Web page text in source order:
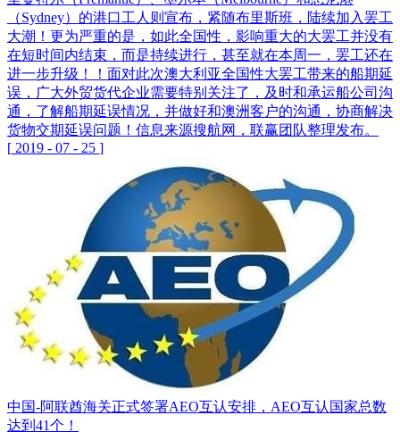
（Sydney）的港口工人则宣布，紧随布里斯班，陆续加入罢工
大潮！更为严重的是，如此全国性，影响重大的大罢工并没有
在短时间内结束，而是持续进行，甚至就在本周一，罢工还在
进一步升级！！面对此次澳大利亚全国性大罢工带来的船期延
误，广大外贸货代企业需要特别关注了，及时和承运船公司沟
通，了解船期延误情况，并做好和澳洲客户的沟通，协商解决
货物交期延误问题！信息来源搜航网，联赢团队整理发布。
[ 2019 - 07 - 25 ]
中国-阿联酋海关正式签署AEO互认安排，AEO互认国家总数
达到41个！